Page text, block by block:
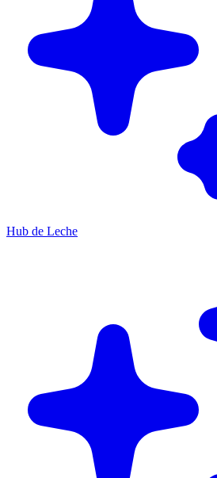
Hub de Leche